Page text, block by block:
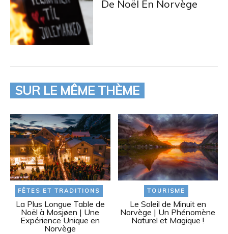
De Noël En Norvège
SUR LE MÊME THÈME
FÊTES ET TRADITIONS
La Plus Longue Table de
Noël à Mosjøen | Une
Expérience Unique en
Norvège
TOURISME
Le Soleil de Minuit en
Norvège | Un Phénomène
Naturel et Magique !